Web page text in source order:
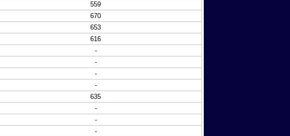
559
670
653
616
-
-
-
-
635
-
-
-